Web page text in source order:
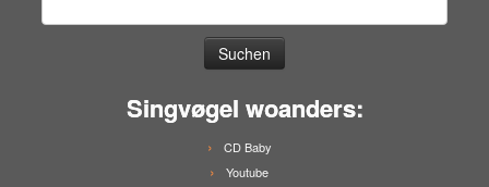
Singvøgel woanders:
CD Baby
Youtube